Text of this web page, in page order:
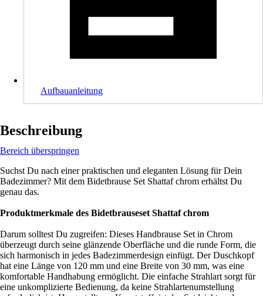
Aufbauanleitung
Beschreibung
Bereich überspringen
Suchst Du nach einer praktischen und eleganten Lösung für Dein
Badezimmer? Mit dem Bidetbrause Set Shattaf chrom erhältst Du
genau das.
Produktmerkmale des Bidetbrauseset Shattaf chrom
Darum solltest Du zugreifen: Dieses Handbrause Set in Chrom
überzeugt durch seine glänzende Oberfläche und die runde Form, die
sich harmonisch in jedes Badezimmerdesign einfügt. Der Duschkopf
hat eine Länge von 120 mm und eine Breite von 30 mm, was eine
komfortable Handhabung ermöglicht. Die einfache Strahlart sorgt für
eine unkomplizierte Bedienung, da keine Strahlartenumstellung